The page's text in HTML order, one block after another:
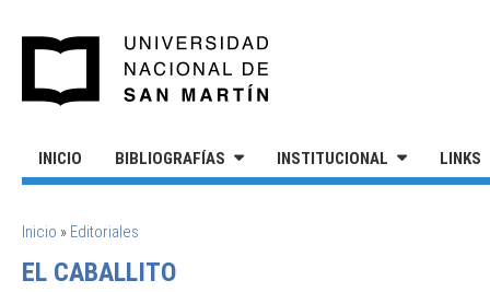
INICIO BIBLIOGRAFÍAS INSTITUCIONAL LINKS
SE ENCUENTRA USTED AQUÍ
Inicio » Editoriales
EL CABALLITO